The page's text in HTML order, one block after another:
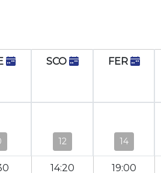
SCO FER
12 14
14:20 19:00